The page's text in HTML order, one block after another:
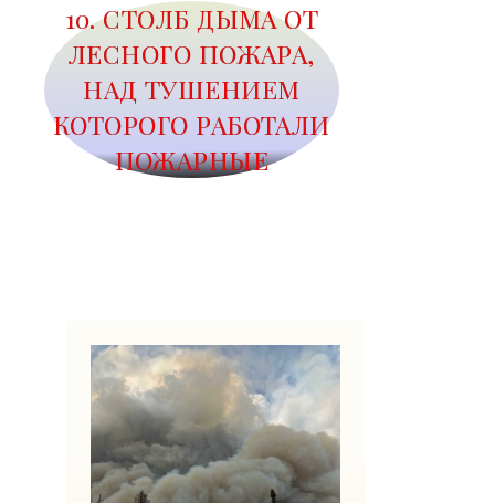
10. СТОЛБ ДЫМА ОТ
ЛЕСНОГО ПОЖАРА,
НАД ТУШЕНИЕМ
КОТОРОГО РАБОТАЛИ
ПОЖАРНЫЕ